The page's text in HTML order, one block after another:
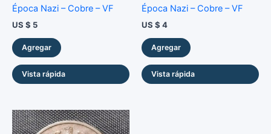
Época Nazi – Cobre – VF
US $ 5
Agregar
Vista rápida
Época Nazi – Cobre – VF
US $ 4
Agregar
Vista rápida